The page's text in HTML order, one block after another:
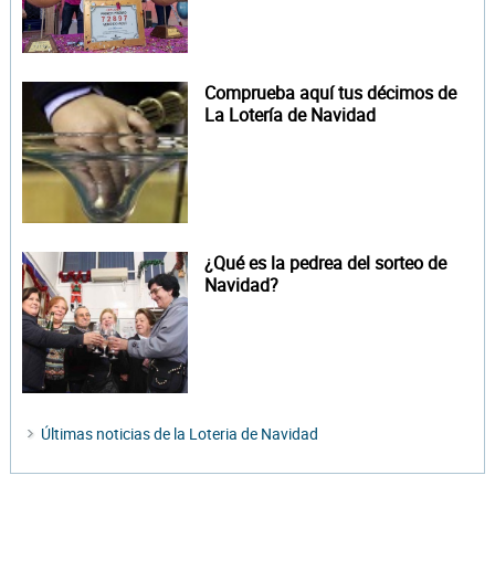
Comprueba aquí tus décimos de
La Lotería de Navidad
¿Qué es la pedrea del sorteo de
Navidad?
Últimas noticias de la Loteria de Navidad